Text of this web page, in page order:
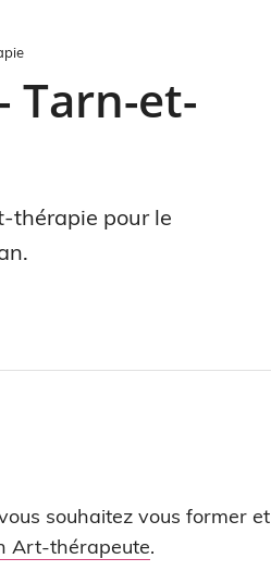
Tarn-et-
thérapie pour le
souhaitez vous former et
Art-thérapeute.